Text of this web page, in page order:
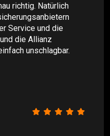
richtig. Natürlich
Service und die
die Allianz
unschlagbar.